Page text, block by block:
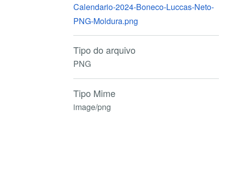
Calendario-2024-Boneco-Luccas-Neto-
PNG-Moldura.png
Tipo do arquivo
PNG
Tipo Mime
image/png